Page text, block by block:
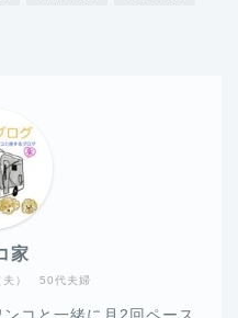
夫） 50代夫婦
家